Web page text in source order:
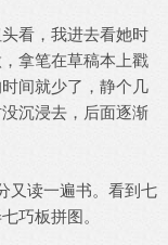
看，我进去看她时
拿笔在草稿本上戳
间就少了，静个几
沉浸去，后面逐渐
又读一遍书。看到七
巧板拼图。